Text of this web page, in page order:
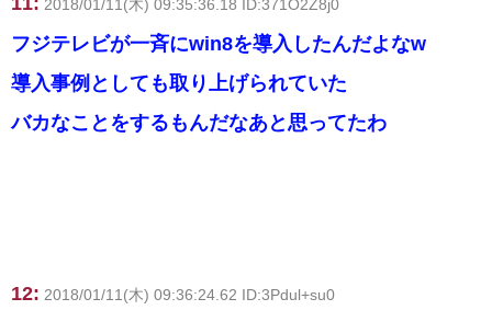
2018/01/11(木) 09:35:36.18 ID:371O2Z8j0
フジテレビが一斉にwin8を導入したんだよなw
導入事例としても取り上げられていた
バカなことをするもんだなあと思ってたわ
12: 2018/01/11(木) 09:36:24.62 ID:3Pdul+su0